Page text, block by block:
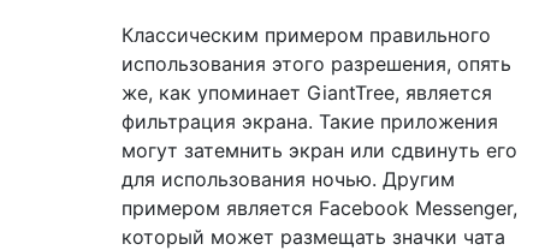
Классическим примером правильного
использования этого разрешения, опять
же, как упоминает GiantTree, является
фильтрация экрана. Такие приложения
могут затемнить экран или сдвинуть его
для использования ночью. Другим
примером является Facebook Messenger,
который может размещать значки чата